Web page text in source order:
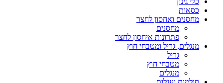
כסאות
מחסנים ואחסון לחצר
מחסנים
פתרונות איחסון לחצר
מנגלים, גריל ומטבחי חוץ
גריל
מטבחי חוץ
מנגלים